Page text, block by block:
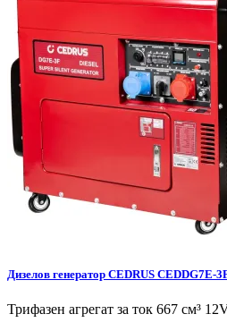
Дизелов генератор CEDRUS CEDDG7E-
Трифазен агрегат за ток 667 см³